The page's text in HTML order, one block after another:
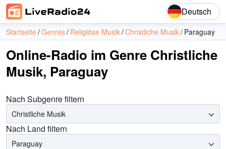
Deutsch
Startseite Genres Religiöse Musik Christliche Musik Paraguay
Online-Radio im Genre Christliche
Musik, Paraguay
Nach Subgenre filtern
Christliche Musik
Nach Land filtern
Paraguay